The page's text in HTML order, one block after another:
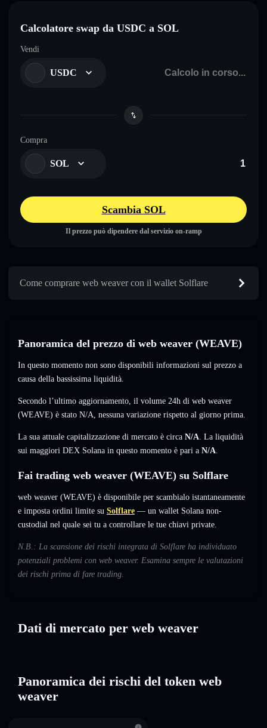
Calcolatore swap da USDC a SOL
Vendi
USDC
Compra
SOL
Scambia SOL
Il prezzo può dipendere dal servizio on-ramp
Come comprare web weaver con il wallet Solflare
Panoramica del prezzo di web weaver (WEAVE)
In questo momento non sono disponibili informazioni sul prezzo a
causa della bassissima liquidità.
Secondo l’ultimo aggiornamento, il volume 24h di web weaver
(WEAVE) è stato N/A, nessuna variazione rispetto al giorno prima.
La sua attuale capitalizzazione di mercato è circa N/A. La liquidità
sui maggiori DEX Solana in questo momento è pari a N/A.
Fai trading web weaver (WEAVE) su Solflare
web weaver (WEAVE) è disponibile per scambialo istantaneamente
e imposta ordini limite su Solflare — un wallet Solana non-
custodial nel quale sei tu a controllare le tue chiavi private.
N.B.: La scansione dei rischi integrata di Solflare ha individuato
potenziali problemi con web weaver. Esamina sempre le valutazioni
dei rischi prima di fare trading.
Dati di mercato per web weaver
Panoramica dei rischi del token web
weaver